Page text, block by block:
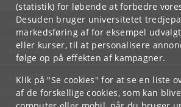
(statistik) for løbende at forbedre
Desuden bruger universitetet
markedsføring af for eksempel
eller kurser, til at personalisere
følge op på effekten af kampagner.
Klik på "Se cookies" for at se en liste
af de forskellige cookies, som kan
KØBENHAVNS UNIVERSITET
KONTAKT
SERVICES
FOR STUDERENDE OG ANSATTE